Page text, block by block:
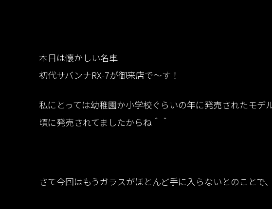
本日は懐かしい名車
初代サバンナRX-7が御来店で〜す！
私にとっては幼稚園か小学校ぐらいの年に発売されたモ
頃に発売されてましたからね＾＾
さて今回はもうガラスがほとんど手に入らないとのことで